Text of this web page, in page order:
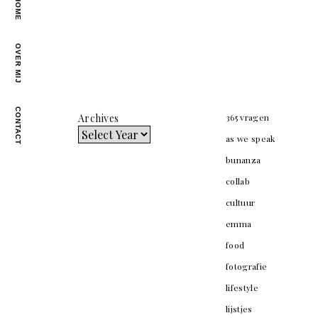
HOME
OVER MIJ
CONTACT Archives
365 vragen
as we speak
bunanza
collab
cultuur
emma
food
fotografie
lifestyle
lijstjes